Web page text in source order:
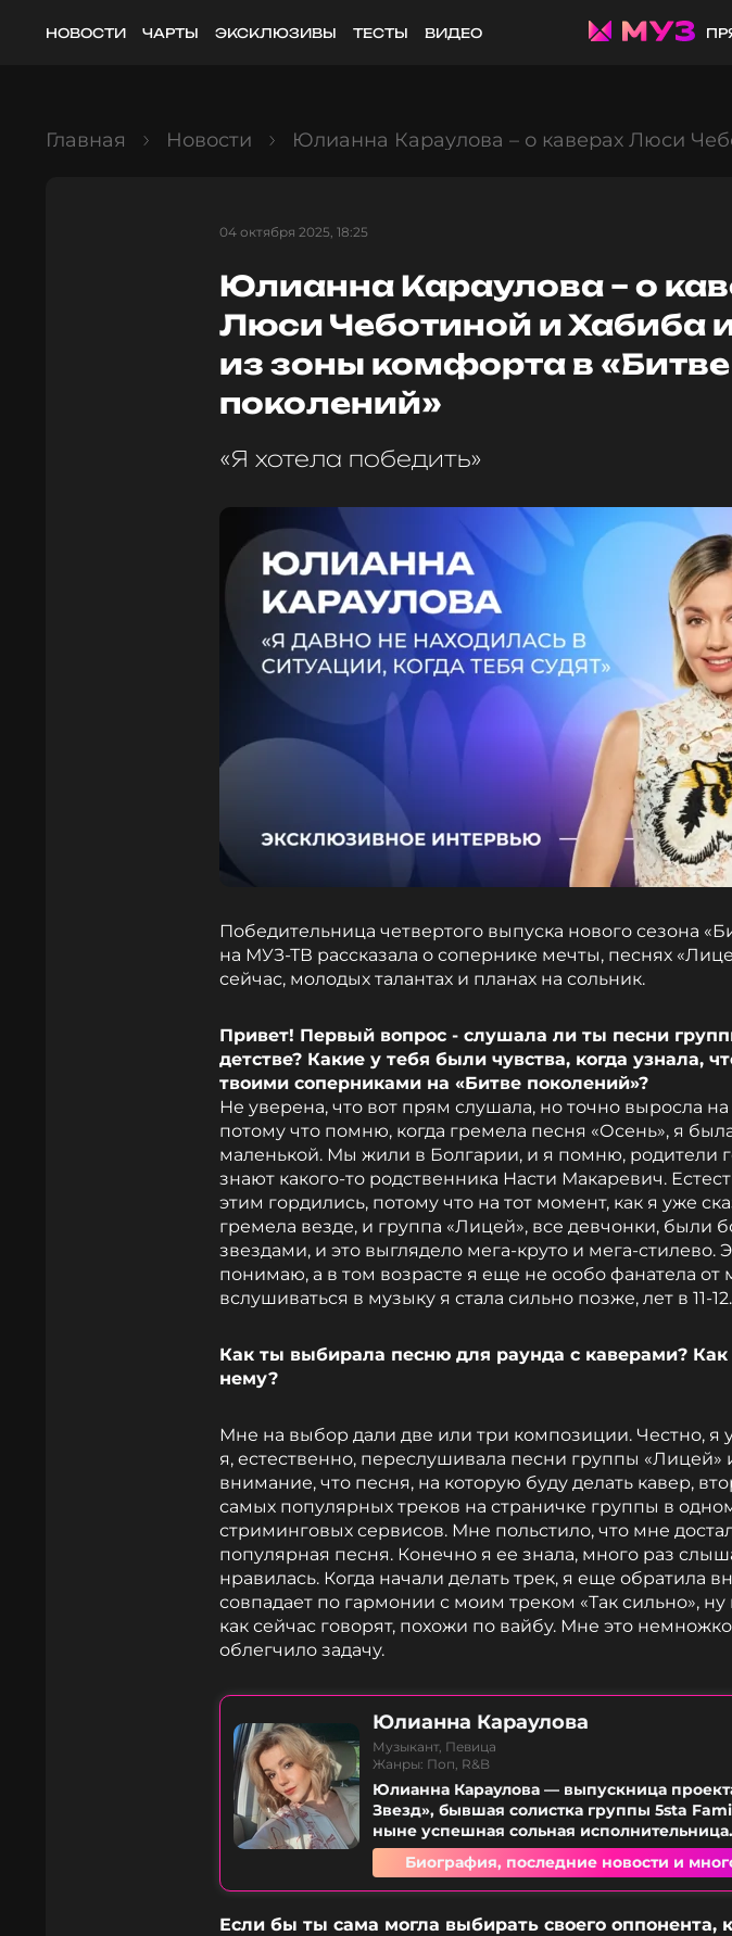
НОВОСТИ ЧАРТЫ ЭКСКЛЮЗИВЫ ТЕСТЫ ВИДЕО
Главная Новости Юлианна Караулова – о каверах Люси
04 октября 2025, 18:25
Юлианна Караулова – о
Люси Чеботиной и Хабиба
из зоны комфорта в «Битве
поколений»
«Я хотела победить»
Победительница четвертого выпуска нового сезона
на МУЗ-ТВ рассказала о сопернике мечты, песнях
сейчас, молодых талантах и планах на сольник.
Привет! Первый вопрос - слушала ли ты песни
детстве? Какие у тебя были чувства, когда узнала,
твоими соперниками на «Битве поколений»?
Не уверена, что вот прям слушала, но точно выросла на
потому что помню, когда гремела песня «Осень», я
маленькой. Мы жили в Болгарии, и я помню, родители
знают какого-то родственника Насти Макаревич.
этим гордились, потому что на тот момент, как я уже
гремела везде, и группа «Лицей», все девчонки, были
звездами, и это выглядело мега-круто и мега-стилево.
понимаю, а в том возрасте я еще не особо фанатела от
вслушиваться в музыку я стала сильно позже, лет в 11-12.
Как ты выбирала песню для раунда с каверами? Как
нему?
Мне на выбор дали две или три композиции. Честно,
я, естественно, переслушивала песни группы «Лицей»
внимание, что песня, на которую буду делать кавер,
самых популярных треков на страничке группы в
стриминговых сервисов. Мне польстило, что мне
популярная песня. Конечно я ее знала, много раз
нравилась. Когда начали делать трек, я еще обратила
совпадает по гармонии с моим треком «Так сильно»,
как сейчас говорят, похожи по вайбу. Мне это
облегчило задачу.
Юлианна Караулова
Музыкант, Певица
Жанры: Поп, R&B
Юлианна Караулова — выпускница
Звезд», бывшая солистка группы 5sta
ныне успешная сольная исполнительница.
Биография, последние новости и
Если бы ты сама могла выбирать своего оппонента,